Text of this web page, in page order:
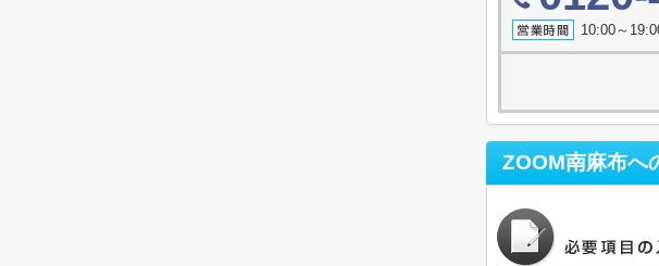
10:00～
ZOOM南麻布へ